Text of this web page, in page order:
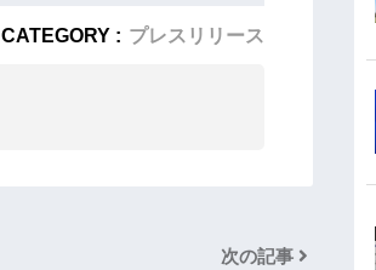
CATEGORY : プレスリリース
次の記事